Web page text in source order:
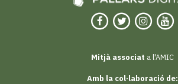
Mitjà associat a l'AMIC
Amb la col·laboració de: